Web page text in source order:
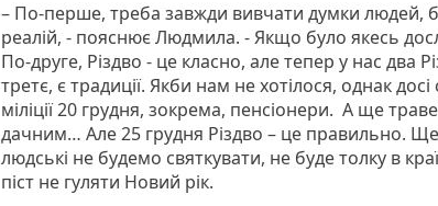
– По-перше, треба завжди вивчати думки людей, бо
реалій, - пояснює Людмила. - Якщо було якесь
По-друге, Різдво - це класно, але тепер у нас два
третє, є традиції. Якби нам не хотілося, однак
міліції 20 грудня, зокрема, пенсіонери. А ще
дачним… Але 25 грудня Різдво – це правильно.
людські не будемо святкувати, не буде толку в
піст не гуляти Новий рік.